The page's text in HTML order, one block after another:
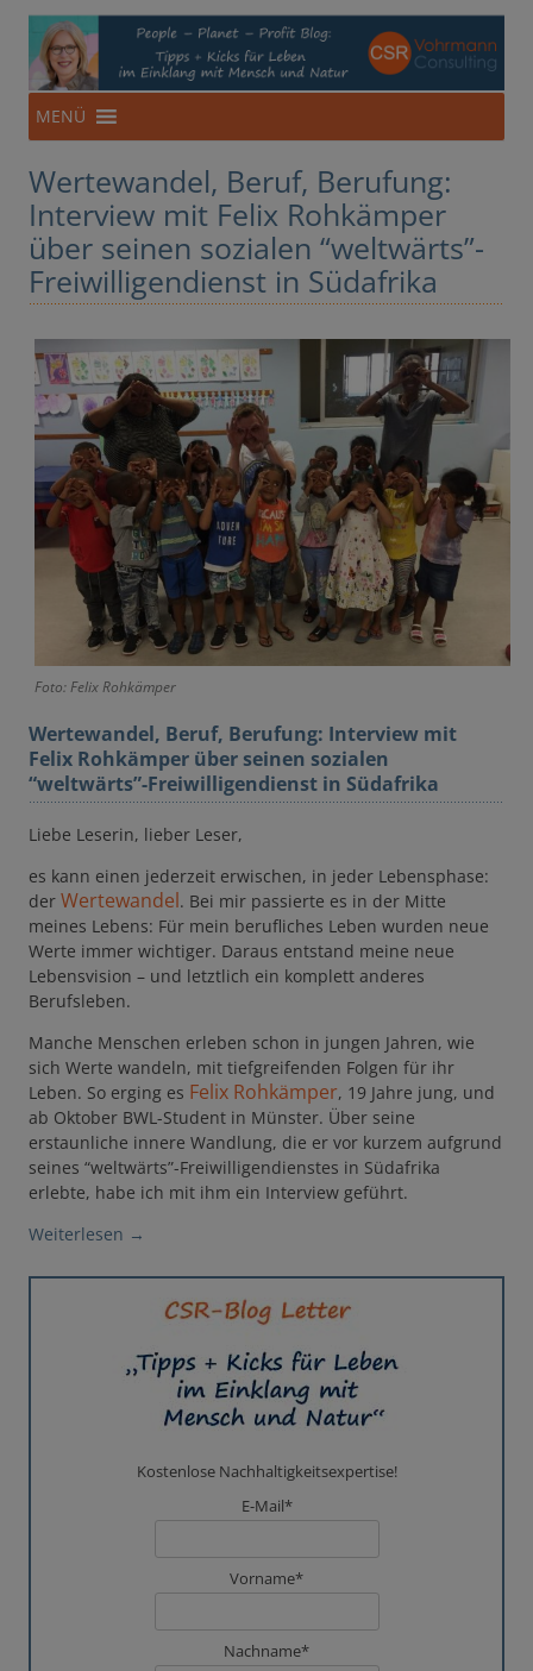
CSR-Beratung aus NRW
Für eine Ökonomie im Einklang mit Mensch und Natur
Zum
MENÜ
Wertewandel, Beruf, Berufung:
Interview mit Felix Rohkämper
über seinen sozialen “weltwärts”-
Freiwilligendienst in Südafrika
Foto: Felix Rohkämper
Wertewandel, Beruf, Berufung: Interview mit
Felix Rohkämper über seinen sozialen
“weltwärts”-Freiwilligendienst in Südafrika
Liebe Leserin, lieber Leser,
es kann einen jederzeit erwischen, in jeder Lebensphase:
der Wertewandel. Bei mir passierte es in der Mitte
meines Lebens: Für mein berufliches Leben wurden neue
Werte immer wichtiger. Daraus entstand meine neue
Lebensvision – und letztlich ein komplett anderes
Berufsleben.
Manche Menschen erleben schon in jungen Jahren, wie
sich Werte wandeln, mit tiefgreifenden Folgen für ihr
Leben. So erging es Felix Rohkämper, 19 Jahre jung, und
ab Oktober BWL-Student in Münster. Über seine
erstaunliche innere Wandlung, die er vor kurzem aufgrund
seines “weltwärts”-Freiwilligendienstes in Südafrika
erlebte, habe ich mit ihm ein Interview geführt.
Weiterlesen →
Kostenlose Nachhaltigkeitsexpertise!
E-Mail*
Vorname*
Nachname*